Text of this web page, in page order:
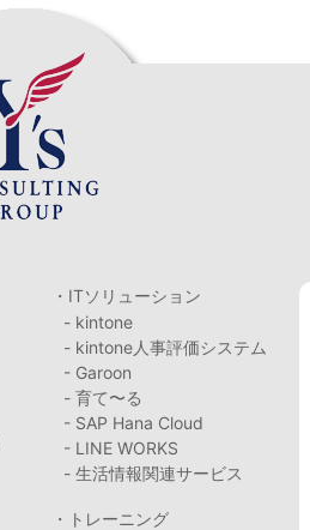
・ITソリューション
- kintone
- kintone人事評価システム
- Garoon
- 育て〜る
- SAP Hana Cloud
- LINE WORKS
- 生活情報関連サービス
・トレーニング